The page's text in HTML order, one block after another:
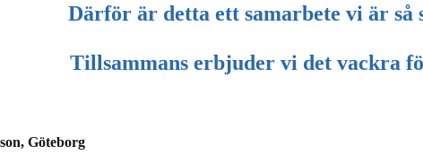
Därför är detta ett samarbete vi är så
Tillsammans erbjuder vi det vackra
Göteborg